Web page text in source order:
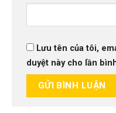
Lưu tên của tôi,
duyệt này cho lần